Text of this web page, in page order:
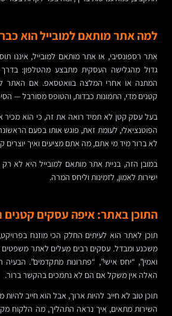
למה אתר מותאם למובייל הוא
אתר רספונסיבי, או אתר מותאם למובייל, איננו
גדול מהגלישה העסקית מתבצע מהטלפון: בדרך
המתנה או אחרי המלצה בוואטסאפ. אם האתר
קטנים מדי, התמונות כבדות, והטופס מסורבל —
בעל עסק קטן לא תמיד רואה את זה, כי הוא
הפוטנציאלי, לעומת זאת, פוגש אותו בפעם
לא ברור מיד מי אתם, מה אתם מציעים ואיך
במובן הזה, בניית אתר מותאם למובייל היא לא רק
ישירות לאמון, לזמינות וליחס המרה.
התוכן באתר: איפה עסקים קטנים
תוכן לאתר הוא לעיתים החלק הכי מוזנח
משכנע ומבדל. עסקים רבים מעלים לאתר משפטים
ואמין”, “יחס אישי”, “פתרונות מתקדמים”.
האלה אין משקל אם הם לא נתמכים בהקשר ברור.
תוכן טוב לא חייב להיות ארוך, אבל הוא חייב להיות
השירות מתאים, איך נראה התהליך, מה הלקוח